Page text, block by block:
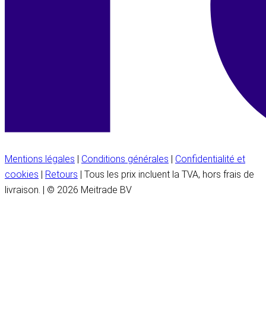
Mentions légales | Conditions générales | Confidentialité et
cookies | Retours | Tous les prix incluent la TVA, hors frais de
livraison. | © 2026 Meitrade BV